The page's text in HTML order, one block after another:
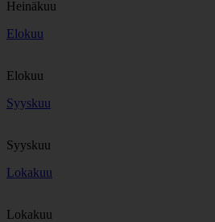
Heinäkuu
Elokuu
Elokuu
Syyskuu
Syyskuu
Lokakuu
Lokakuu